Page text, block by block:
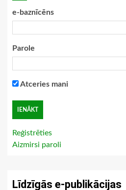
e-baznīcēns
Parole
Atceries mani
Reģistrēties
Aizmirsi paroli
Līdzīgās e-publikācijas